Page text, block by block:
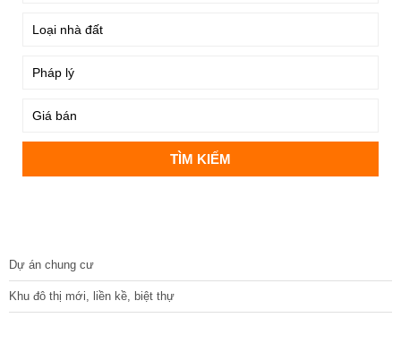
Dự án chung cư
Khu đô thị mới, liền kề, biệt thự